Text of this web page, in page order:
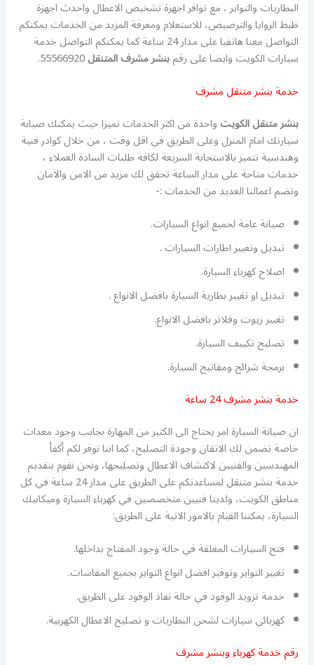
البطاريات والتواير ، مع توافر اجهزة تشخيص الاعطال واحدث اجهزة
ظبط الزوايا والترصيص، للاستعلام ومعرفة المزيد من الخدمات يمكنكم
التواصل معنا هاتفيا على مدار 24 ساعة كما يمكنكم التواصل خدمة
سيارات الكويت وايضا على رقمبنشر مشرفالمتنقل55566920.
خدمة بنشر متنقل مشرف
بنشر متنقل الكويتواحدة من اكثر الخدمات تميزا حيث يمكنك صيانة
سيارتك امام المنزل وعلى الطريق في اقل وقت ، من خلال كوادر فنية
وهندسية تتميز بالاستجابة السريعة لكافة طلبات السادة العملاء ،
خدمات متاحة على مدار الساعة تحقق لك مزيد من الامن والامان
وتضم اعمالنا العديد من الخدمات :-
صيانة عامة لجميع انواع السيارات.
تبديل وتغيير اطارات السيارات .
اصلاح كهرباء السيارة.
تبديل او تغيير بطارية السيارة بافضل الانواع .
تغيير زيوت وفلاتر بافضل الانواع.
تصليح تكييف السيارة.
برمجة شرائح ومفاتيح السيارة.
خدمة بنشر مشرف 24 ساعة
ان صيانة السيارة امر يحتاج الى الكثير من المهارة بجانب وجود معدات
خاصة تضمن لك الاتقان وجودة التصليح، كما اننا نوفر لكم أكفأ
المهندسين والفنيين لاكتشاف الاعطال وتصليحها، ونحن نقوم بتقديم
خدمة بنشر متنقل لمساعدتكم على الطريق على مدار 24 ساعة في كل
مناطق الكويت، ولدينا فنيين متخصصين في كهرباء السيارة وميكانيك
السيارة، يمكننا القيام بالامور الاتية على الطريق:
فتح السيارات المغلقة في حالة وجود المفتاح بداخلها.
تغيير التواير وتوفير افضل انواع التواير بجميع المقاسات.
خدمة تزويد الوقود في حالة نفاذ الوقود على الطريق.
كهربائي سيارات لشحن البطاريات و تصليح الاعطال الكهربية.
رقم خدمة كهرباء وبنشر مشرف